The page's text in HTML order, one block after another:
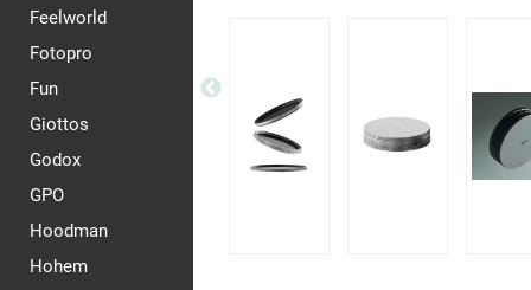
Feelworld
Fotopro
Fun
Giottos
Godox
GPO
Hoodman
Hohem